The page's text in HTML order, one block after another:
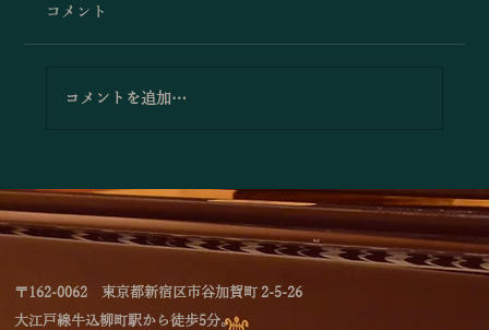
ル Deux piano －対話と共鳴―」のお知
らせ
コメント
コメントを追加…
〒162-0062 東京都新宿区市谷加賀町 2-5-26
大江戸線牛込柳町駅から徒歩5分。